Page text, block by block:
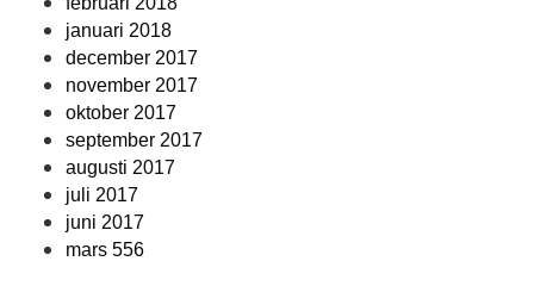
januari 2018
december 2017
november 2017
oktober 2017
september 2017
augusti 2017
juli 2017
juni 2017
mars 556